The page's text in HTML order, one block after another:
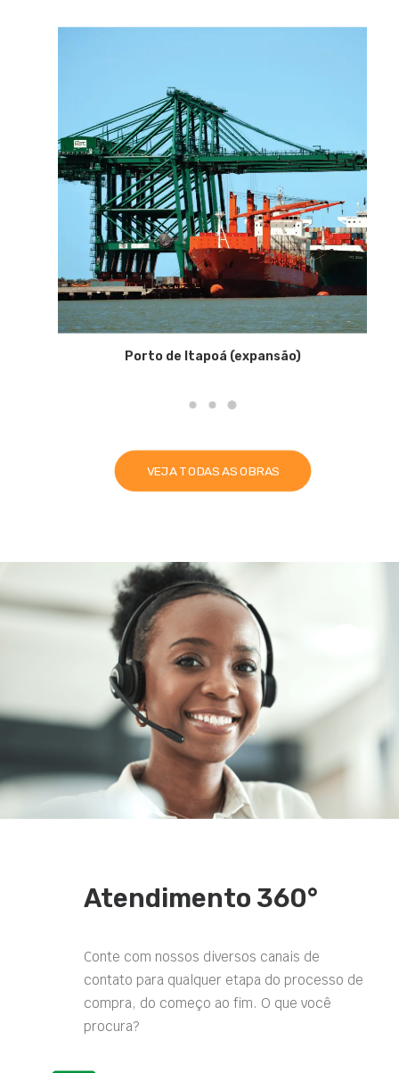
Joinville Garten Shopping
VEJA TODAS AS OBRAS
Atendimento 360°
Conte com nossos diversos canais de
contato para qualquer etapa do processo de
compra, do começo ao fim. O que você
procura?